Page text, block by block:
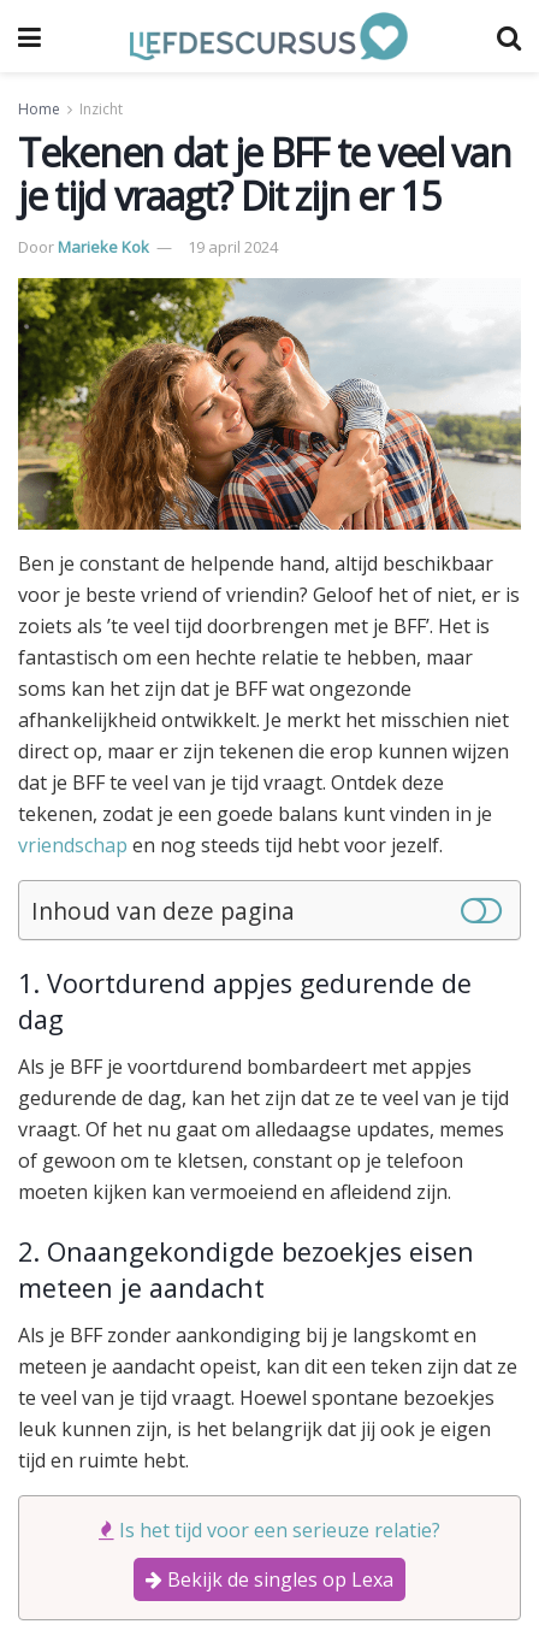
Home Inzicht
Tekenen dat je BFF te veel van
je tijd vraagt? Dit zijn er 15
DoorMarieke Kok 19 april 2024
Ben je constant de helpende hand, altijd beschikbaar
voor je beste vriend of vriendin? Geloof het of niet, er is
zoiets als ’te veel tijd doorbrengen met je BFF’. Het is
fantastisch om een hechte relatie te hebben, maar
soms kan het zijn dat je BFF wat ongezonde
afhankelijkheid ontwikkelt. Je merkt het misschien niet
direct op, maar er zijn tekenen die erop kunnen wijzen
dat je BFF te veel van je tijd vraagt. Ontdek deze
tekenen, zodat je een goede balans kunt vinden in je
vriendschap en nog steeds tijd hebt voor jezelf.
Inhoud van deze pagina
1. Voortdurend appjes gedurende de
dag
Als je BFF je voortdurend bombardeert met appjes
gedurende de dag, kan het zijn dat ze te veel van je tijd
vraagt. Of het nu gaat om alledaagse updates, memes
of gewoon om te kletsen, constant op je telefoon
moeten kijken kan vermoeiend en afleidend zijn.
2. Onaangekondigde bezoekjes eisen
meteen je aandacht
Als je BFF zonder aankondiging bij je langskomt en
meteen je aandacht opeist, kan dit een teken zijn dat ze
te veel van je tijd vraagt. Hoewel spontane bezoekjes
leuk kunnen zijn, is het belangrijk dat jij ook je eigen
tijd en ruimte hebt.
Is het tijd voor een serieuze relatie?
Bekijk de singles op Lexa